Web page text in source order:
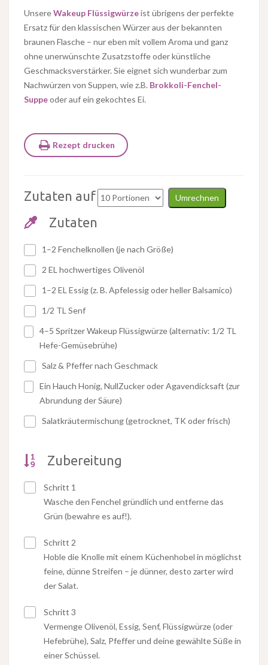
UnsereWakeup Flüssigwürzeist übrigens der perfekte
Ersatz für den klassischen Würzer aus der bekannten
braunen Flasche – nur eben mit vollem Aroma und ganz
ohne unerwünschte Zusatzstoffe oder künstliche
Geschmacksverstärker. Sie eignet sich wunderbar zum
Nachwürzen von Suppen, wie z.B. Brokkoli-Fenchel-
Suppeoder auf ein gekochtes Ei.
Rezept drucken
Zutaten auf Umrechnen
Zutaten
1–2 Fenchelknollen (je nach Größe)
2 EL hochwertiges Olivenöl
1–2 EL Essig (z. B. Apfelessig oder heller Balsamico)
1/2 TL Senf
4–5 Spritzer Wakeup Flüssigwürze (alternativ: 1/2 TL
Hefe-Gemüsebrühe)
Salz & Pfeffer nach Geschmack
Ein Hauch Honig, NullZucker oder Agavendicksaft (zur
Abrundung der Säure)
Salatkräutermischung (getrocknet, TK oder frisch)
Zubereitung
Schritt 1
Wasche den Fenchel gründlich und entferne das
Grün (bewahre es auf!).
Schritt 2
Hoble die Knolle mit einem Küchenhobel in möglichst
feine, dünne Streifen – je dünner, desto zarter wird
der Salat.
Schritt 3
Vermenge Olivenöl, Essig, Senf, Flüssigwürze (oder
Hefebrühe), Salz, Pfeffer und deine gewählte Süße in
einer Schüssel.